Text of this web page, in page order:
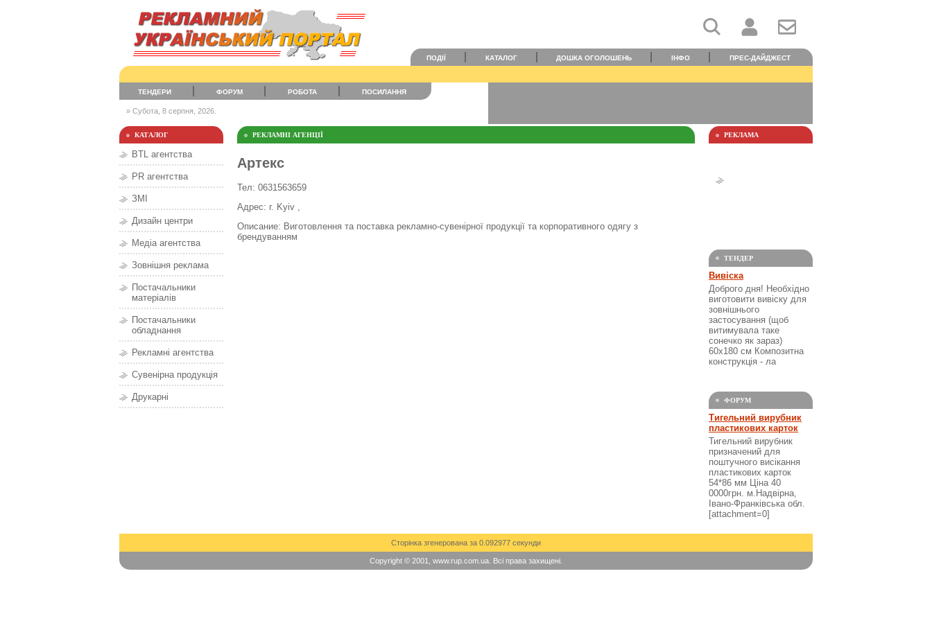
ПОДІЇ КАТАЛОГ ДОШКА ОГОЛОШЕНЬ ІНФО ПРЕС-ДАЙДЖЕСТ
ТЕНДЕРИ ФОРУМ РОБОТА ПОСИЛАННЯ
» Субота, 8 серпня, 2026.
КАТАЛОГ
BTL агентства
PR агентства
ЗМІ
Дизайн центри
Медіа агентства
Зовнішня реклама
Постачальники
матеріалів
Постачальники
обладнання
Рекламні агентства
Сувенірна продукція
Друкарні
РЕКЛАМНІ АГЕНЦІЇ
Артекс
Тел: 0631563659
Адрес: г. Kyiv ,
Описание: Виготовлення та поставка рекламно-сувенірної продукції та корпоративного одягу з
брендуванням
РЕКЛАМА
ТЕНДЕР
Вивіска
Доброго дня! Необхідно
виготовити вивіску для
зовнішнього
застосування (щоб
витимувала таке
сонечко як зараз)
60х180 см Композитна
конструкція - ла
ФОРУМ
Тигельний вирубник
пластикових карток
Тигельний вирубник
призначений для
поштучного висікання
пластикових карток
54*86 мм Ціна 40
0000грн. м.Надвірна,
Івано-Франківська обл.
[attachment=0]
Сторінка згенерована за 0.092977 секунди
Copyright © 2001, www.rup.com.ua. Всі права захищені.